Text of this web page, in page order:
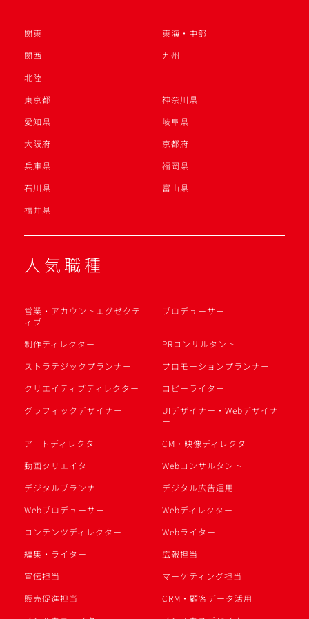
関東
東海・中部
関西
九州
北陸
東京都
神奈川県
愛知県
岐阜県
大阪府
京都府
兵庫県
福岡県
石川県
富山県
福井県
人気職種
営業・アカウントエグゼクテ
ィブ
プロデューサー
制作ディレクター
PRコンサルタント
ストラテジックプランナー
プロモーションプランナー
クリエイティブディレクター
コピーライター
グラフィックデザイナー
UIデザイナー・Webデザイナ
ー
アートディレクター
CM・映像ディレクター
動画クリエイター
Webコンサルタント
デジタルプランナー
デジタル広告運用
Webプロデューサー
Webディレクター
コンテンツディレクター
Webライター
編集・ライター
広報担当
宣伝担当
マーケティング担当
販売促進担当
CRM・顧客データ活用